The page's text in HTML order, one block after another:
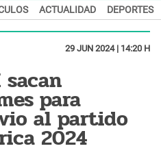
ACTUALIDAD DEPORTES
29 JUN 2024 | 14:20 H
para
al partido
2024